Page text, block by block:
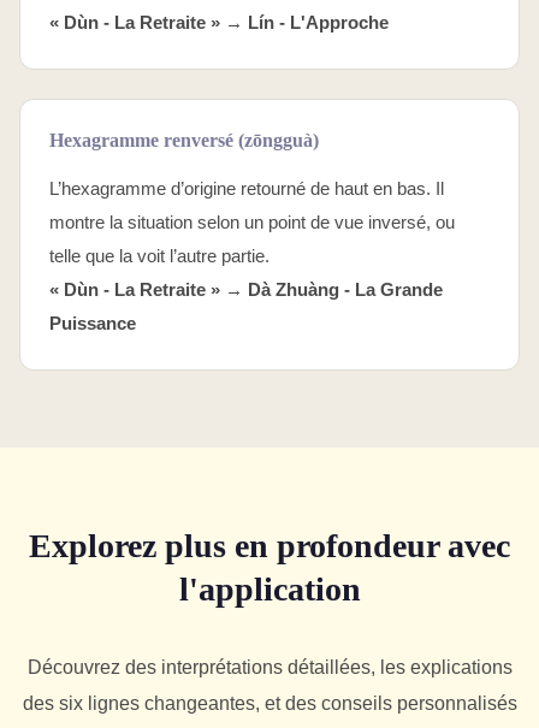
« Dùn - La Retraite » → Lín - L'Approche
Hexagramme renversé (zōngguà)
L’hexagramme d’origine retourné de haut en bas. Il
montre la situation selon un point de vue inversé, ou
telle que la voit l’autre partie.
« Dùn - La Retraite » → Dà Zhuàng - La Grande
Puissance
Explorez plus en profondeur avec
l'application
Découvrez des interprétations détaillées, les explications
des six lignes changeantes, et des conseils personnalisés